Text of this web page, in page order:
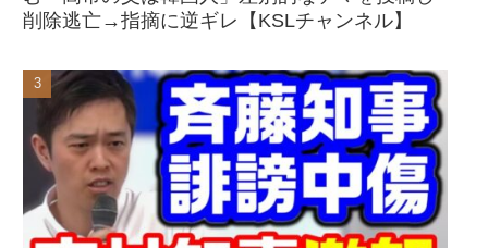
削除逃亡→指摘に逆ギレ【KSLチャンネル】